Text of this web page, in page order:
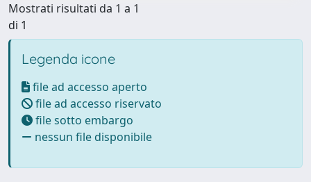
Mostrati risultati da 1 a 1
di 1
Legenda icone
file ad accesso aperto
file ad accesso riservato
file sotto embargo
nessun file disponibile